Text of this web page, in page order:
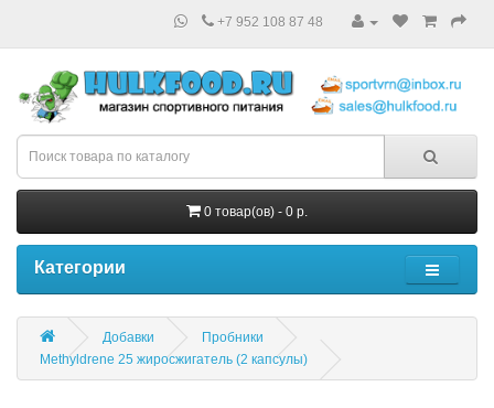
+7 952 108 87 48
0 товар(ов) - 0 р.
Категории
Добавки
Пробники
Methyldrene 25 жиросжигатель (2 капсулы)